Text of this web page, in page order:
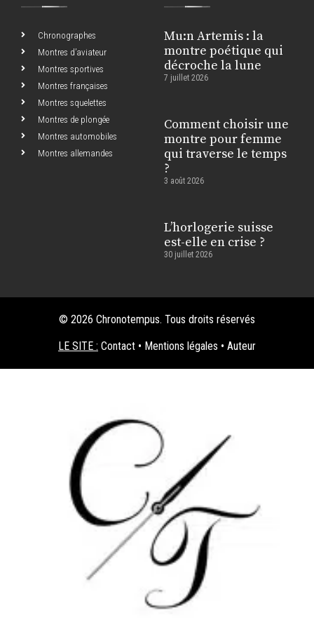
Chronographes
Montres d’aviateur
Montres sportives
Montres françaises
Montres squelettes
Montres de plongée
Montres automobiles
Montres allemandes
Mu:n Artemis : la
montre poétique qui
décroche la lune
7 juillet 2026
Comment choisir une
montre pour femme
qui traverse le temps
?
3 août 2026
L’horlogerie suisse
est-elle en crise ?
30 juillet 2026
© 2026 Chronotempus. Tous droits réservés
LE SITE : Contact • Mentions légales • Auteur